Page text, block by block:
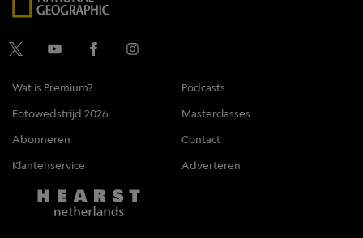
Wat is Premium?
Podcasts
Fotowedstrijd 2026
Masterclasses
Abonneren
Contact
Klantenservice
Adverteren